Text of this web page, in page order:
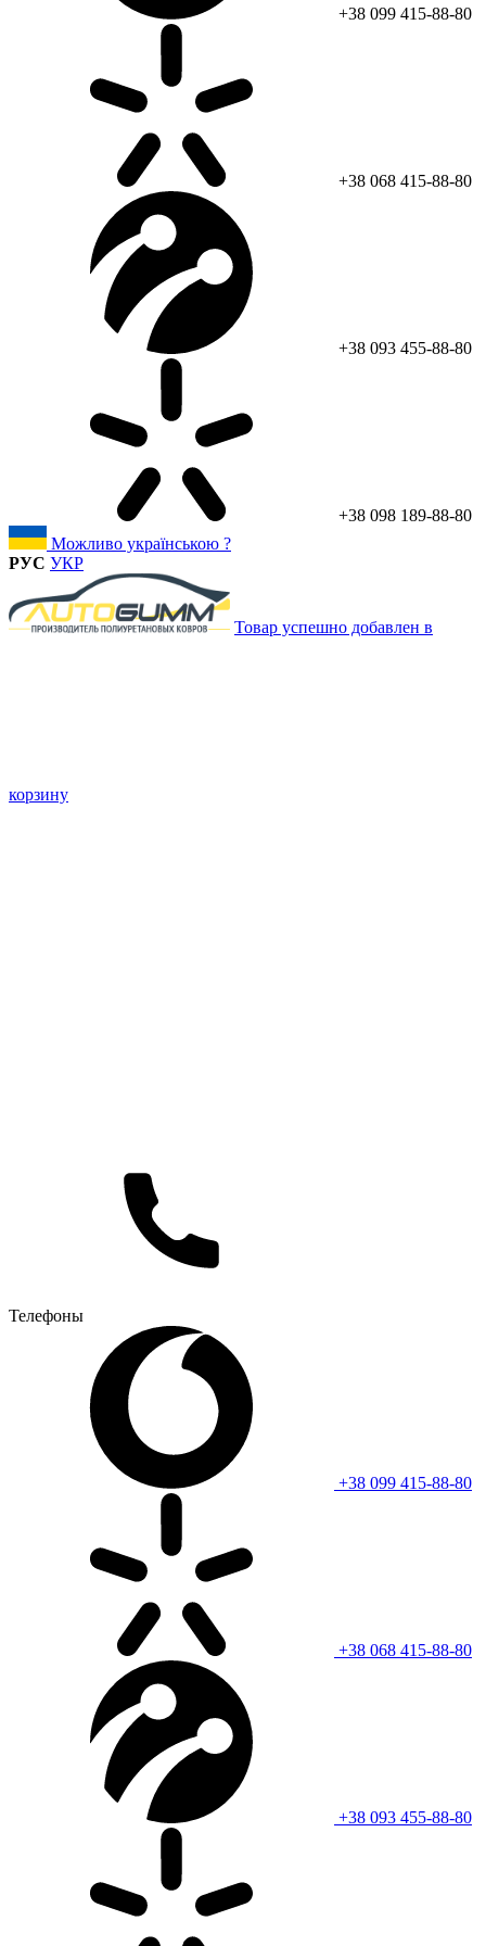
+38 099 415-88-80
+38 068 415-88-80
+38 093 455-88-80
+38 098 189-88-80
Можливо українською ?
РУС УКР
Товар успешно добавлен в
корзину
Телефоны
+38 099 415-88-80
+38 068 415-88-80
+38 093 455-88-80